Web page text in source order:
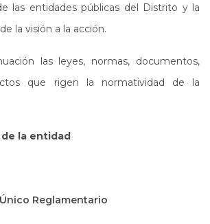
las entidades públicas del Distrito y la
la visión a la acción.
las leyes, normas, documentos,
que rigen la normatividad de la
de la entidad
Reglamentario